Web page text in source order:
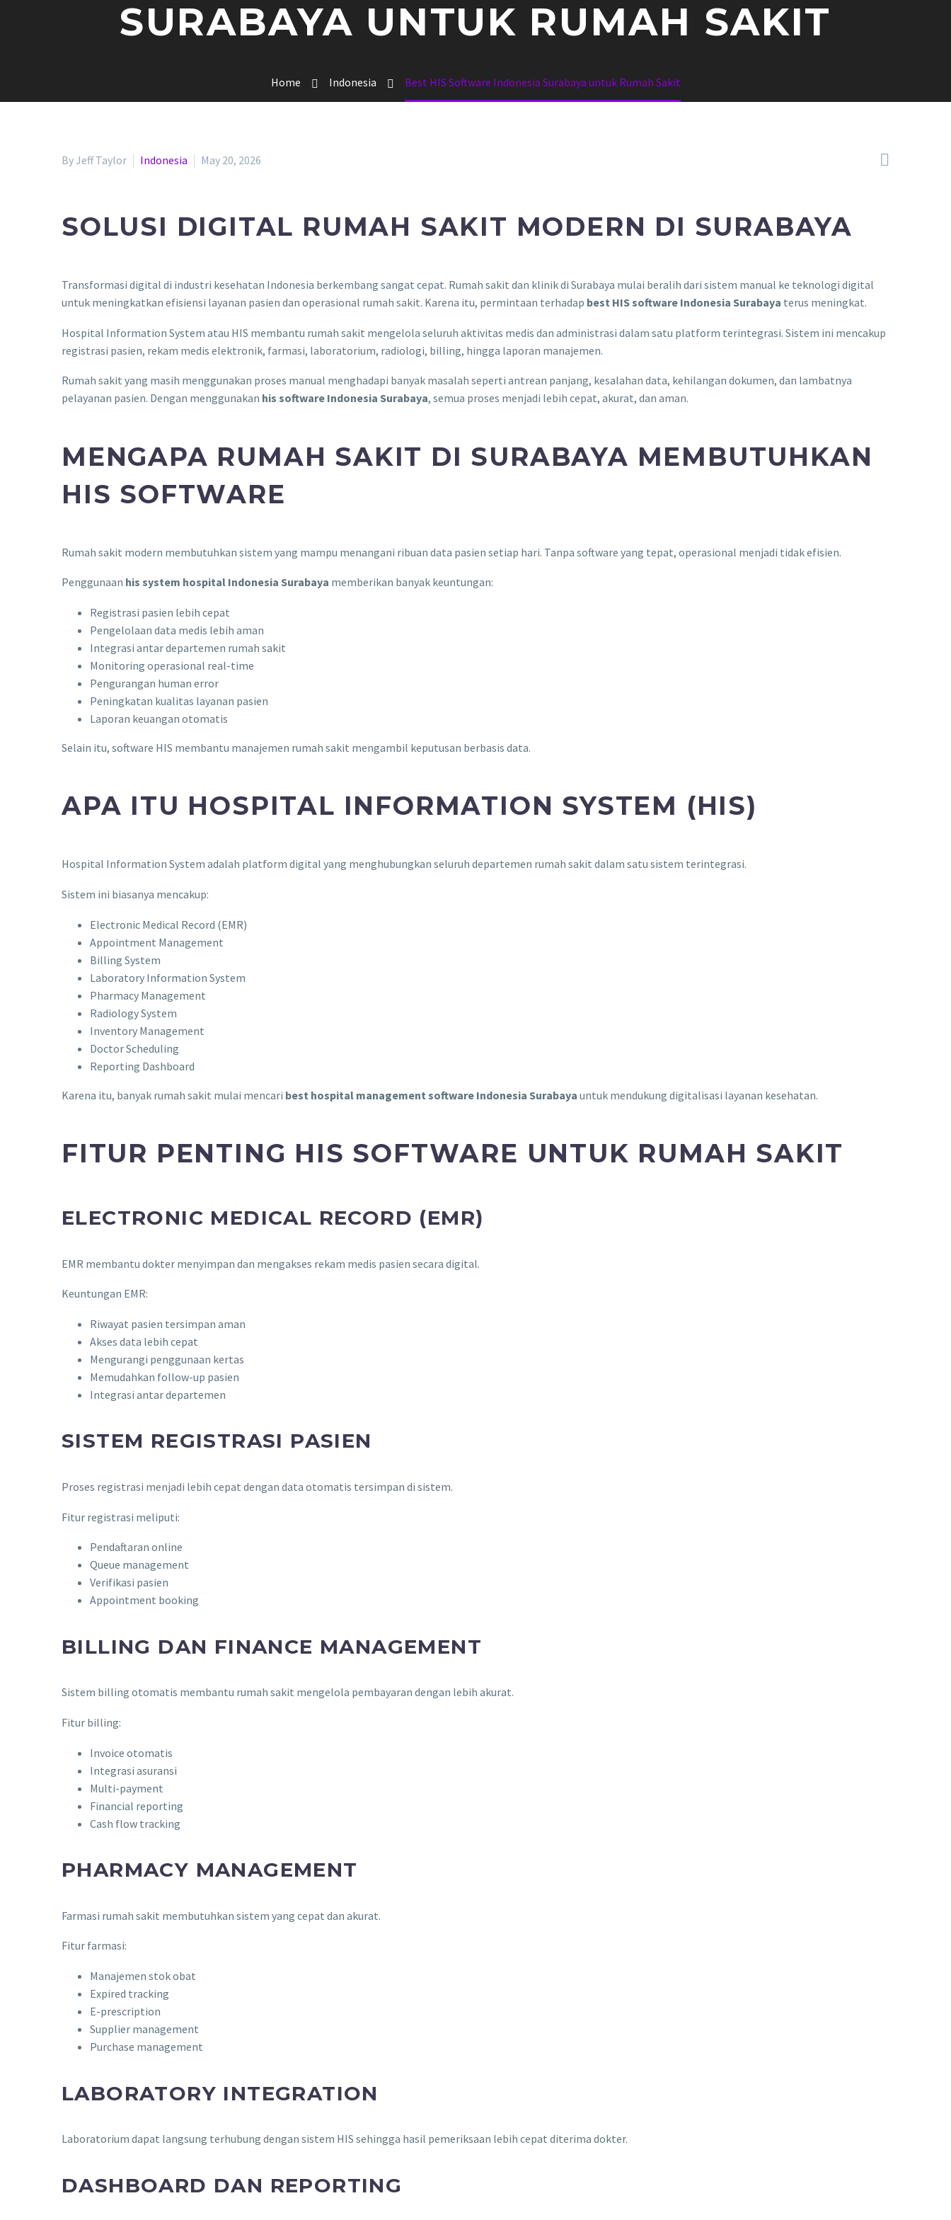
SURABAYA UNTUK RUMAH SAKIT
Home Indonesia Best HIS Software Indonesia Surabaya untuk Rumah Sakit

By Jeff Taylor Indonesia May 20, 2026
SOLUSI DIGITAL RUMAH SAKIT MODERN DI SURABAYA
Transformasi digital di industri kesehatan Indonesia berkembang sangat cepat. Rumah sakit dan klinik di Surabaya mulai beralih dari sistem manual ke teknologi digital
untuk meningkatkan efisiensi layanan pasien dan operasional rumah sakit. Karena itu, permintaan terhadap best HIS software Indonesia Surabaya terus meningkat.
Hospital Information System atau HIS membantu rumah sakit mengelola seluruh aktivitas medis dan administrasi dalam satu platform terintegrasi. Sistem ini mencakup
registrasi pasien, rekam medis elektronik, farmasi, laboratorium, radiologi, billing, hingga laporan manajemen.
Rumah sakit yang masih menggunakan proses manual menghadapi banyak masalah seperti antrean panjang, kesalahan data, kehilangan dokumen, dan lambatnya
pelayanan pasien. Dengan menggunakan his software Indonesia Surabaya, semua proses menjadi lebih cepat, akurat, dan aman.
MENGAPA RUMAH SAKIT DI SURABAYA MEMBUTUHKAN
HIS SOFTWARE
Rumah sakit modern membutuhkan sistem yang mampu menangani ribuan data pasien setiap hari. Tanpa software yang tepat, operasional menjadi tidak efisien.
Penggunaan his system hospital Indonesia Surabaya memberikan banyak keuntungan:
Registrasi pasien lebih cepat
Pengelolaan data medis lebih aman
Integrasi antar departemen rumah sakit
Monitoring operasional real-time
Pengurangan human error
Peningkatan kualitas layanan pasien
Laporan keuangan otomatis
Selain itu, software HIS membantu manajemen rumah sakit mengambil keputusan berbasis data.
APA ITU HOSPITAL INFORMATION SYSTEM (HIS)
Hospital Information System adalah platform digital yang menghubungkan seluruh departemen rumah sakit dalam satu sistem terintegrasi.
Sistem ini biasanya mencakup:
Electronic Medical Record (EMR)
Appointment Management
Billing System
Laboratory Information System
Pharmacy Management
Radiology System
Inventory Management
Doctor Scheduling
Reporting Dashboard
Karena itu, banyak rumah sakit mulai mencari best hospital management software Indonesia Surabaya untuk mendukung digitalisasi layanan kesehatan.
FITUR PENTING HIS SOFTWARE UNTUK RUMAH SAKIT
ELECTRONIC MEDICAL RECORD (EMR)
EMR membantu dokter menyimpan dan mengakses rekam medis pasien secara digital.
Keuntungan EMR:
Riwayat pasien tersimpan aman
Akses data lebih cepat
Mengurangi penggunaan kertas
Memudahkan follow-up pasien
Integrasi antar departemen
SISTEM REGISTRASI PASIEN
Proses registrasi menjadi lebih cepat dengan data otomatis tersimpan di sistem.
Fitur registrasi meliputi:
Pendaftaran online
Queue management
Verifikasi pasien
Appointment booking
BILLING DAN FINANCE MANAGEMENT
Sistem billing otomatis membantu rumah sakit mengelola pembayaran dengan lebih akurat.
Fitur billing:
Invoice otomatis
Integrasi asuransi
Multi-payment
Financial reporting
Cash flow tracking
PHARMACY MANAGEMENT
Farmasi rumah sakit membutuhkan sistem yang cepat dan akurat.
Fitur farmasi:
Manajemen stok obat
Expired tracking
E-prescription
Supplier management
Purchase management
LABORATORY INTEGRATION
Laboratorium dapat langsung terhubung dengan sistem HIS sehingga hasil pemeriksaan lebih cepat diterima dokter.
DASHBOARD DAN REPORTING